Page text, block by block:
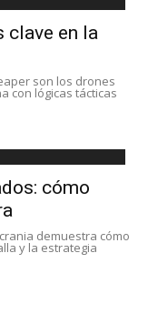
clave en la
son los drones
con lógicas tácticas
cómo
demuestra cómo
y la estrategia